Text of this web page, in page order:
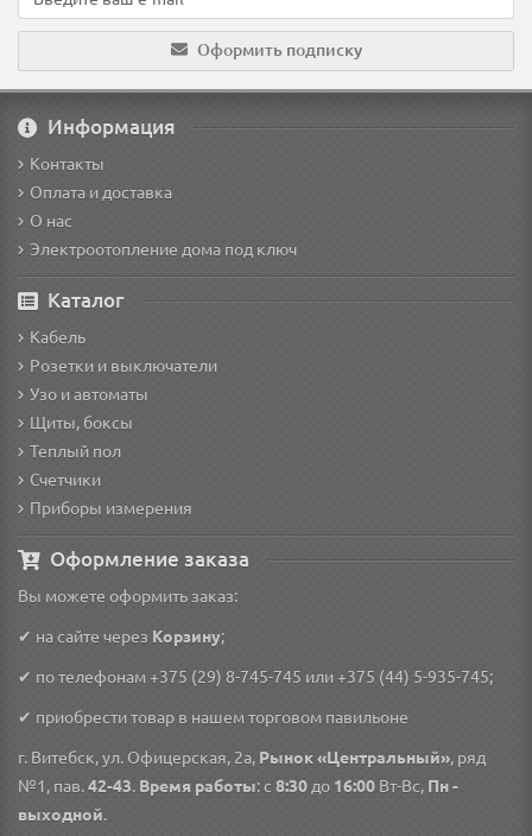
Оформить подписку
Информация
Контакты
Оплата и доставка
О нас
Электроотопление дома под ключ
Каталог
Кабель
Розетки и выключатели
Узо и автоматы
Щиты, боксы
Теплый пол
Счетчики
Приборы измерения
Оформление заказа
Вы можете оформить заказ:
✔ на сайте через Корзину;
✔ по телефонам +375 (29) 8-745-745 или +375 (44) 5-935-745;
✔ приобрести товар в нашем торговом павильоне
г. Витебск, ул. Офицерская, 2а, Рынок «Центральный», ряд
№1, пав.42-43. Время работы: с 8:30 до 16:00 Вт-Вс, Пн -
выходной.